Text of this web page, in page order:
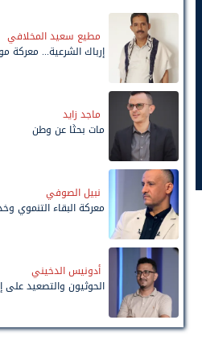
مطيع سعيد المخلافي
إرباك الشرعية... معركة
ماجد زايد
مات بحثًا عن وطن
نبيل الصوفي
معركة البقاء التنموي
أدونيس الدخيني
الحوثيون والتصعيد